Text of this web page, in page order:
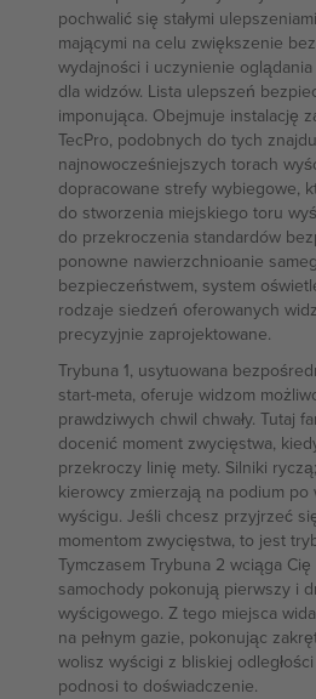
pochwalić się stałymi
mającymi na celu zwiększenie
wydajności i uczynienie
dla widzów. Lista ulepszeń
imponująca. Obejmuje instalację
TecPro, podobnych do tych
najnowocześniejszych torach
dopracowane strefy wybiegowe,
do stworzenia miejskiego toru
do przekroczenia standardów
ponowne nawierzchnioanie
bezpieczeństwem, system
rodzaje siedzeń oferowanych
precyzyjnie zaprojektowane.
Trybuna 1, usytuowana
start-meta, oferuje widzom
prawdziwych chwil chwały. Tutaj
docenić moment zwycięstwa,
przekroczy linię mety. Silniki
kierowcy zmierzają na podium
wyścigu. Jeśli chcesz przyjrzeć
momentom zwycięstwa, to jest
Tymczasem Trybuna 2 wciąga
samochody pokonują pierwszy i
wyścigowego. Z tego miejsca
na pełnym gazie, pokonując
wolisz wyścigi z bliskiej
podnosi to doświadczenie.